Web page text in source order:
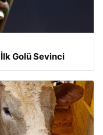
İlk Golü Sevinci